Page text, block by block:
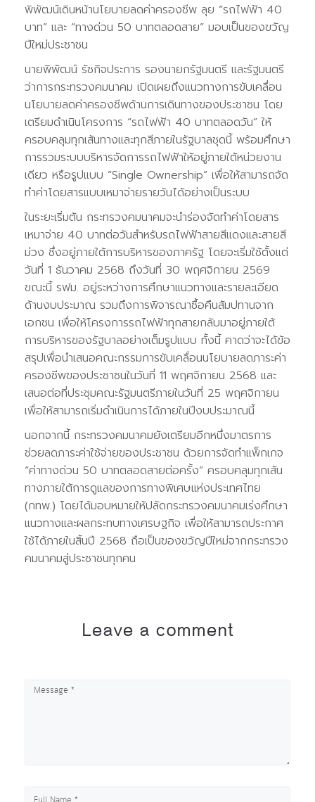
พิพัฒน์เดินหน้านโยบายลดค่าครองชีพ ลุย “รถไฟฟ้า 40
บาท” และ “ทางด่วน 50 บาทตลอดสาย” มอบเป็นของขวัญ
ปีใหม่ประชาชน
นายพิพัฒน์ รัชกิจประการ รองนายกรัฐมนตรี และรัฐมนตรี
ว่าการกระทรวงคมนาคม เปิดเผยถึงแนวทางการขับเคลื่อน
นโยบายลดค่าครองชีพด้านการเดินทางของประชาชน โดย
เตรียมดำเนินโครงการ “รถไฟฟ้า 40 บาทตลอดวัน” ให้
ครอบคลุมทุกเส้นทางและทุกสีภายในรัฐบาลชุดนี้ พร้อมศึกษา
การรวมระบบบริหารจัดการรถไฟฟ้าให้อยู่ภายใต้หน่วยงาน
เดียว หรือรูปแบบ “Single Ownership” เพื่อให้สามารถจัด
ทำค่าโดยสารแบบเหมาจ่ายรายวันได้อย่างเป็นระบบ
ในระยะเริ่มต้น กระทรวงคมนาคมจะนำร่องจัดทำค่าโดยสาร
เหมาจ่าย 40 บาทต่อวันสำหรับรถไฟฟ้าสายสีแดงและสายสี
ม่วง ซึ่งอยู่ภายใต้การบริหารของภาครัฐ โดยจะเริ่มใช้ตั้งแต่
วันที่ 1 ธันวาคม 2568 ถึงวันที่ 30 พฤศจิกายน 2569
ขณะนี้ รฟม. อยู่ระหว่างการศึกษาแนวทางและรายละเอียด
ด้านงบประมาณ รวมถึงการพิจารณาซื้อคืนสัมปทานจาก
เอกชน เพื่อให้โครงการรถไฟฟ้าทุกสายกลับมาอยู่ภายใต้
การบริหารของรัฐบาลอย่างเต็มรูปแบบ ทั้งนี้ คาดว่าจะได้ข้อ
สรุปเพื่อนำเสนอคณะกรรมการขับเคลื่อนนโยบายลดภาระค่า
ครองชีพของประชาชนในวันที่ 11 พฤศจิกายน 2568 และ
เสนอต่อที่ประชุมคณะรัฐมนตรีภายในวันที่ 25 พฤศจิกายน
เพื่อให้สามารถเริ่มดำเนินการได้ภายในปีงบประมาณนี้
นอกจากนี้ กระทรวงคมนาคมยังเตรียมอีกหนึ่งมาตรการ
ช่วยลดภาระค่าใช้จ่ายของประชาชน ด้วยการจัดทำแพ็กเกจ
“ค่าทางด่วน 50 บาทตลอดสายต่อครั้ง” ครอบคลุมทุกเส้น
ทางภายใต้การดูแลของการทางพิเศษแห่งประเทศไทย
(กทพ.) โดยได้มอบหมายให้ปลัดกระทรวงคมนาคมเร่งศึกษา
แนวทางและผลกระทบทางเศรษฐกิจ เพื่อให้สามารถประกาศ
ใช้ได้ภายในสิ้นปี 2568 ถือเป็นของขวัญปีใหม่จากกระทรวง
คมนาคมสู่ประชาชนทุกคน
Leave a comment